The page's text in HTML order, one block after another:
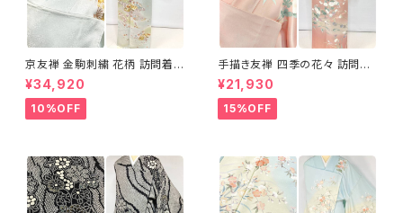
京友禅 金駒刺繍 花柄 訪問着
正絹 水色 黄緑 パステルカラー
アイスグリーン 1433
¥34,920
10%OFF
手描き友禅 四季の花々 訪問着
袷 正絹 サーモンピンク クリー
ム 白 桃花色 1434
¥21,930
15%OFF